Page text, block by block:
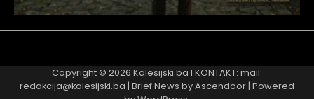
Copyright © 2026 Kalesijski.ba I KONTAKT: mail:
redakcija@kalesijski.ba | Brief News byAscendoor| Powered